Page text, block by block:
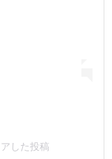
した投稿